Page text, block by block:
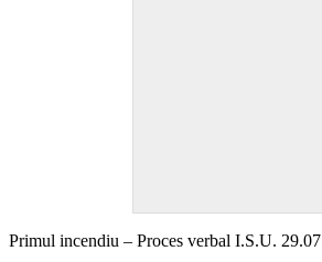
Primul incendiu – Proces verbal I.S.U.